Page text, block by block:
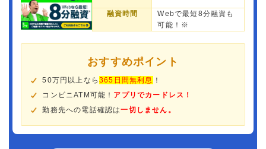
融資時間
Webで最短8分融資も
可能！※
おすすめポイント
50万円以上なら365日間無利息 ！
コンビニATM可能！ アプリでカードレス！
勤務先への電話確認は一切しません。